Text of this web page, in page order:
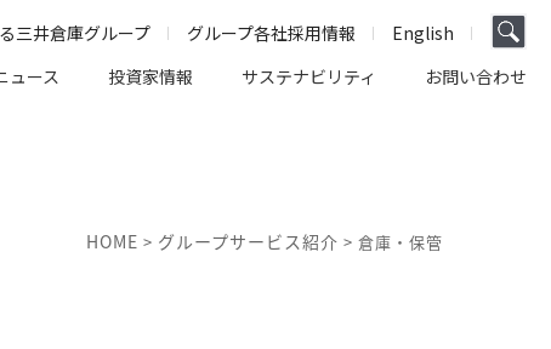
三井倉庫グループ グループ各社採用情報
English
ュース 投資家情報 サステナビリティ お問い合わせ
HOME > グループサービス紹介 > 倉庫・保管